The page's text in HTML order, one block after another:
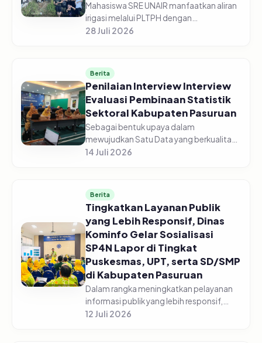
Mahasiswa SRE UNAIR manfaatkan aliran
irigasi melalui PLTPH dengan
memberdayakan warga Desa Ngerong di
potensi aliran...
28 Juli 2026
Berita
Penilaian Interview Interview
Evaluasi Pembinaan Statistik
Sektoral Kabupaten Pasuruan
Sebagai bentuk upaya dalam
mewujudkan Satu Data yang berkualitas,
Dinas Komunikasi dan Informatika
Statistik Se...
14 Juli 2026
Berita
Tingkatkan Layanan Publik
yang Lebih Responsif, Dinas
Kominfo Gelar Sosialisasi
SP4N Lapor di Tingkat
Puskesmas, UPT, serta SD/SMP
di Kabupaten Pasuruan
Dalam rangka meningkatkan pelayanan
informasi publik yang lebih responsif,
Pemerintah Kabupaten Pasuruan melalui
12 Juli 2026